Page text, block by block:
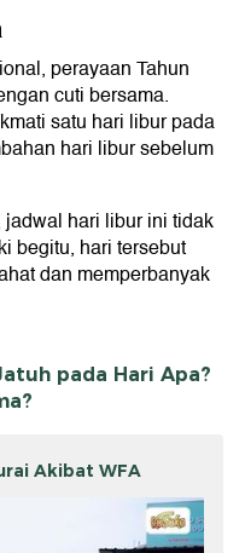
perayaan Tahun
cuti bersama.
satu hari libur pada
hari libur sebelum
hari libur ini tidak
begitu, hari tersebut
dan memperbanyak
pada Hari Apa?
Akibat WFA